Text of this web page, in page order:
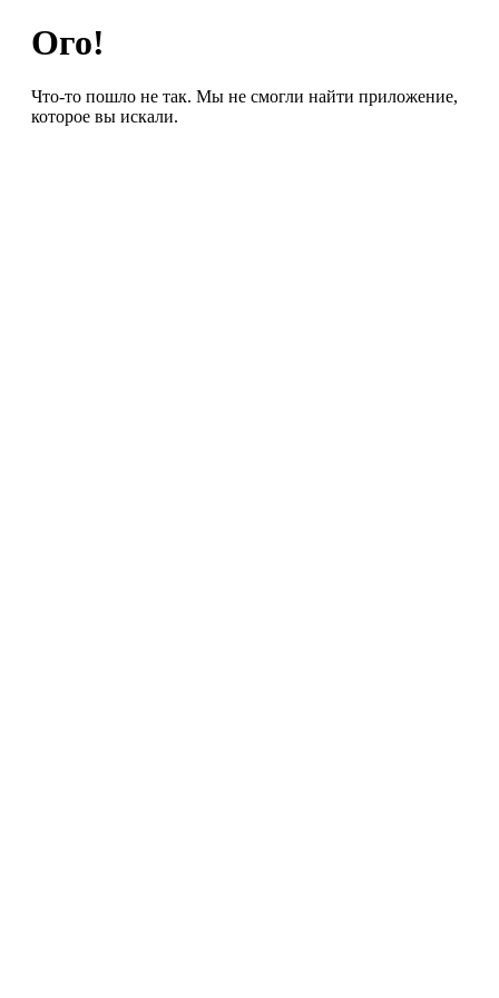
Ого!
Что-то пошло не так. Мы не смогли найти приложение,
которое вы искали.